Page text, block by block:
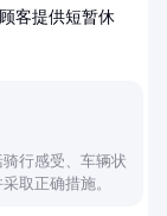
客提供短暂休
行感受、车辆状
取正确措施。